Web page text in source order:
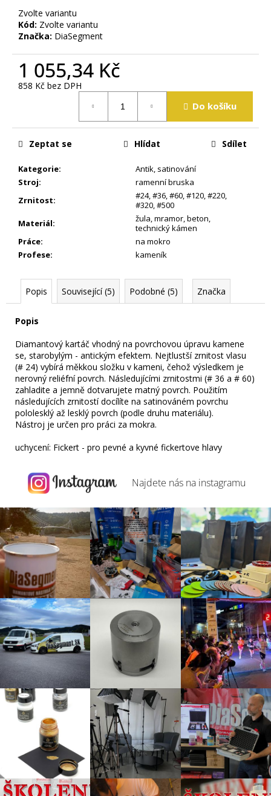
Zvolte variantu
Kód: Zvolte variantu
Značka: DiaSegment
1 055,34 Kč
858 Kč bez DPH
Do košíku
Kategorie:
Antik, satinování
Stroj:
ramenní bruska
Zrnitost: #24, #36 #60 #120 #220
#320 #500
Materiál: žula mramor beton
technický kámen
Práce:
na mokro
Profese: kameník
Zeptat se Hlídat Sdílet
Popis Související (5) Podobné (5) Značka
Popis
Diamantový kartáč vhodný na povrchovou úpravu kamene
se, starobylým - antickým efektem. Nejtlustší zrnitost vlasu
(# 24) vybírá měkkou složku v kameni, čehož výsledkem je
nerovný reliéfní povrch. Následujícími zrnitostmi (# 36 a # 60)
zahladite a jemně dotvarujete matný povrch. Použitím
následujících zrnitostí docílíte na satinováném povrchu
pololesklý až lesklý povrch (podle druhu materiálu).
Nástroj je určen pro práci za mokra.
uchycení: Fickert - pro pevné a kyvné fickertove hlavy
e
m
Najdete nás na instagramu